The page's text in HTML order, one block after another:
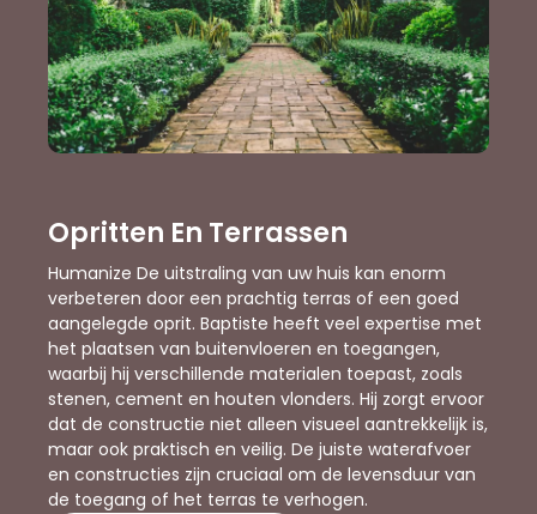
Opritten En Terrassen
Humanize De uitstraling van uw huis kan enorm
verbeteren door een prachtig terras of een goed
aangelegde oprit. Baptiste heeft veel expertise met
het plaatsen van buitenvloeren en toegangen,
waarbij hij verschillende materialen toepast, zoals
stenen, cement en houten vlonders. Hij zorgt ervoor
dat de constructie niet alleen visueel aantrekkelijk is,
maar ook praktisch en veilig. De juiste waterafvoer
en constructies zijn cruciaal om de levensduur van
de toegang of het terras te verhogen.